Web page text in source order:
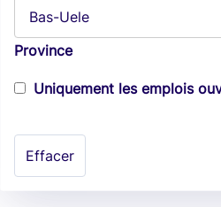
Province
Uniquement les emplois
Effacer